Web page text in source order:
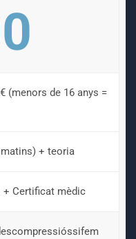
(menors de 16 anys =
+ teoria
+ Certificat mèdic